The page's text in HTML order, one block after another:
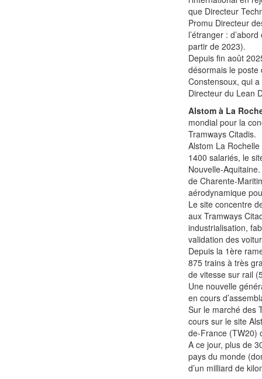
que Directeur
Promu Directeur
l’étranger :
partir de 2023).
Depuis fin août
désormais le poste
Constensoux, qui
Directeur du Lean
Alstom à La
mondial pour la
Tramways Citadis.
Alstom La Rochelle
1400 salariés, le
Nouvelle-
de Charente-
aérodynamique
Le site concentre
aux Tramways
industrialisation,
validation des
Depuis la 1ère
875 trains à très
de vitesse sur rail
Une nouvelle
en cours
Sur le marché des
cours sur le site
de-France (TW20)
A ce jour, plus de
pays du monde
d’un milliard de